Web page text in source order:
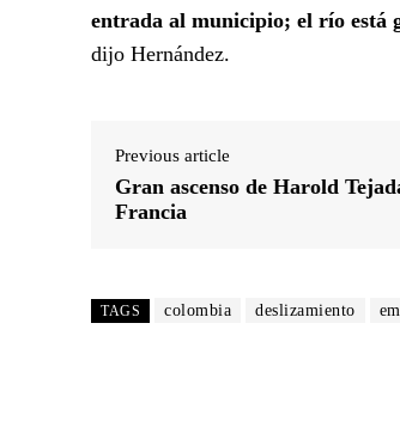
entrada al municipio; el río está
dijo Hernández.
Previous article
Gran ascenso de Harold
Francia
TAGS colombia deslizamiento